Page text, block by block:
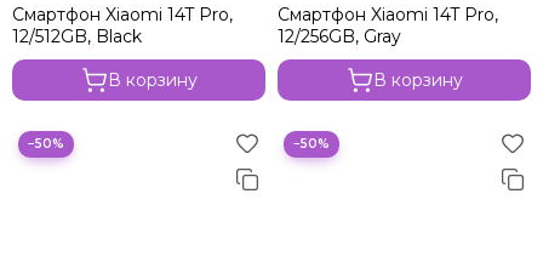
Смартфон Xiaomi 14T Pro,
12/512GB, Black
В корзину
Смартфон Xiaomi 14T Pro,
12/256GB, Gray
В корзину
−50% −50%